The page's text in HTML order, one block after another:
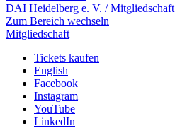
DAI Heidelberg e. V. / Mitgliedschaft
Zum Bereich wechseln
Mitgliedschaft
Tickets kaufen
English
Facebook
Instagram
YouTube
LinkedIn